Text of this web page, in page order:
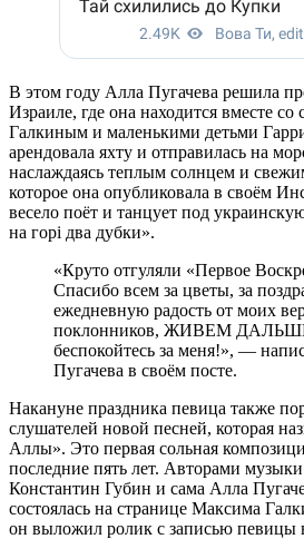
В этом году Алла Пугачева решила
Израиле, где она находится вместе
Галкиным и маленькими детьми
арендовала яхту и отправилась на
наслаждаясь теплым солнцем и
которое она опубликовала в своём
весело поёт и танцует под
на горi два дубки».
«Круто отгуляли «Первое
Спасибо всем за цветы, за
ежедневную радость от моих
поклонников, ЖИВЕМ
беспокойтесь за меня!», —
Пугачева в своём посте.
Накануне праздника певица также
слушателей новой песней, которая
Аллы». Это первая сольная
последние пять лет. Авторами
Константин Губин и сама Алла
состоялась на странице Максима
он выложил ролик с записью певицы